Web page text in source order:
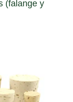
(falange y